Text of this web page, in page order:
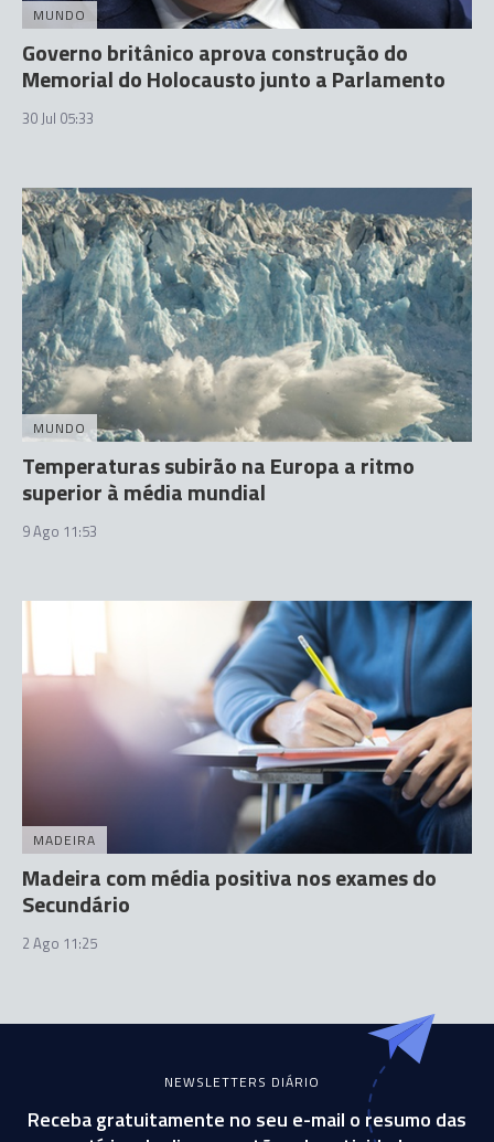
MUNDO
Governo britânico aprova construção do
Memorial do Holocausto junto a Parlamento
30 Jul 05:33
MUNDO
Temperaturas subirão na Europa a ritmo
superior à média mundial
9 Ago 11:53
MADEIRA
Madeira com média positiva nos exames do
Secundário
2 Ago 11:25
NEWSLETTERS DIÁRIO
Receba gratuitamente no seu e-mail o resumo das